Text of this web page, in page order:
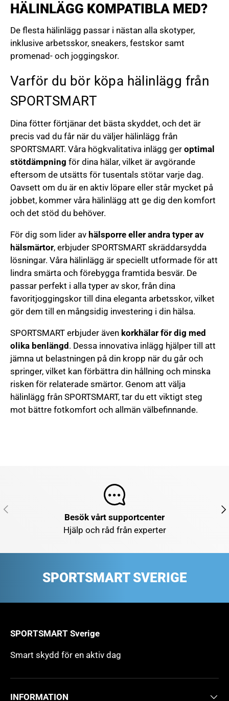
HÄLINLÄGG KOMPATIBLA MED?
De flesta hälinlägg passar i nästan alla skotyper,
inklusive arbetsskor, sneakers, festskor samt
promenad- och joggingskor.
Varför du bör köpa hälinlägg från
SPORTSMART
Dina fötter förtjänar det bästa skyddet, och det är
precis vad du får när du väljer hälinlägg från
SPORTSMART. Våra högkvalitativa inlägg ger optimal
stötdämpning för dina hälar, vilket är avgörande
eftersom de utsätts för tusentals stötar varje dag.
Oavsett om du är en aktiv löpare eller står mycket på
jobbet, kommer våra hälinlägg att ge dig den komfort
och det stöd du behöver.
För dig som lider av hälsporre eller andra typer av
hälsmärtor, erbjuder SPORTSMART skräddarsydda
lösningar. Våra hälinlägg är speciellt utformade för att
lindra smärta och förebygga framtida besvär. De
passar perfekt i alla typer av skor, från dina
favoritjoggingskor till dina eleganta arbetsskor, vilket
gör dem till en mångsidig investering i din hälsa.
SPORTSMART erbjuder även korkhälar för dig med
olika benlängd. Dessa innovativa inlägg hjälper till att
jämna ut belastningen på din kropp när du går och
springer, vilket kan förbättra din hållning och minska
risken för relaterade smärtor. Genom att välja
hälinlägg från SPORTSMART, tar du ett viktigt steg
mot bättre fotkomfort och allmän välbefinnande.
FÖREGÅENDE
Besök vårt supportcenter
Hjälp och råd från experter
SPORTSMART SVERIGE
SPORTSMART Sverige
Smart skydd för en aktiv dag
INFORMATION